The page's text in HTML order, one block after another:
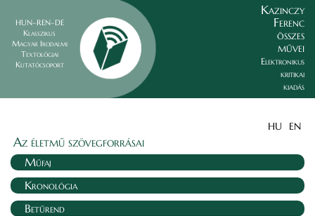
HUN–REN–DE
Klasszikus
Magyar Irodalmi
Textológiai
Kutatócsoport
Kazinczy
Ferenc
összes
művei
Elektronikus
kritikai
kiadás
HU EN
Az életmű szövegforrásai
Műfaj
Kronológia
Betűrend